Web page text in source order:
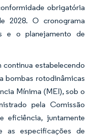
obrigatória
2028. O cronograma
e o planejamento de
estabelecendo
bombas rotodinâmicas
Mínima (MEI), sob o
pela Comissão
eficiência, juntamente
as especificações de